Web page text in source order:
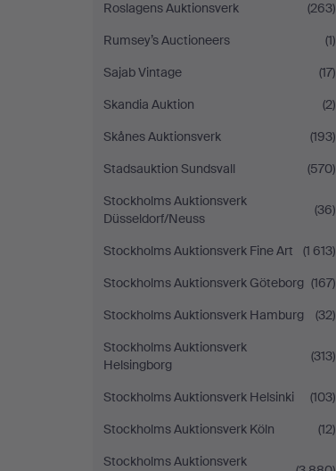
Roslagens Auktionsverk
(263)
Rumsey’s Auctioneers
(1)
Sajab Vintage
(17)
Skandia Auktion
(2)
Skånes Auktionsverk
(193)
Stadsauktion Sundsvall
(570)
Stockholms Auktionsverk
Düsseldorf/Neuss
(36)
Stockholms Auktionsverk Fine Art
(1 613)
Stockholms Auktionsverk Göteborg (167)
Stockholms Auktionsverk Hamburg
(32)
Stockholms Auktionsverk
Helsingborg
(313)
Stockholms Auktionsverk Helsinki
(103)
Stockholms Auktionsverk Köln
(12)
Stockholms Auktionsverk